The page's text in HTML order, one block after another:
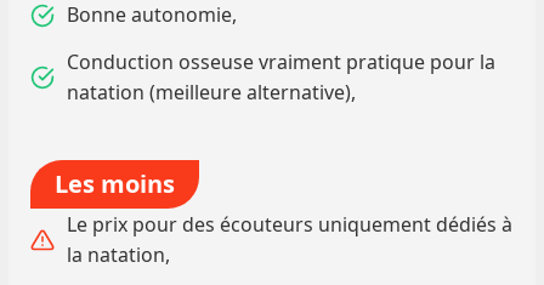
Bonne autonomie,
Conduction osseuse vraiment pratique pour la
natation (meilleure alternative),
Les moins
Le prix pour des écouteurs uniquement dédiés à
la natation,